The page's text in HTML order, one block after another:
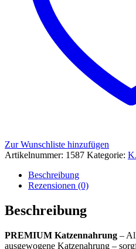
Zur Wunschliste hinzufügen
Artikelnummer: 1587 Kategorie:
Beschreibung
Rezensionen (0)
Beschreibung
PREMIUM Katzennahrung –
ausgewogene Katzenahrung –